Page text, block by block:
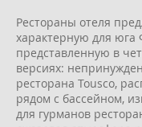
Рестораны отеля
характерную для
представленную в
версиях:
ресторана Tousco,
рядом с бассейном,
для гурманов